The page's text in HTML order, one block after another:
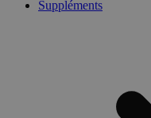
Suppléments